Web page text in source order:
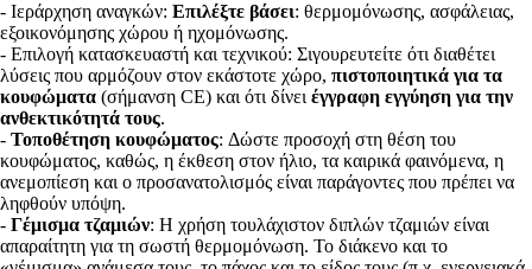
- Ιεράρχηση αναγκών: Επιλέξτε βάσει: θερμομόνωσης, ασφάλειας,
εξοικονόμησης χώρου ή ηχομόνωσης.
- Επιλογή κατασκευαστή και τεχνικού: Σιγουρευτείτε ότι διαθέτει
λύσεις που αρμόζουν στον εκάστοτε χώρο, πιστοποιητικά για τα
κουφώματα (σήμανση CE) και ότι δίνει έγγραφη εγγύηση για την
ανθεκτικότητά τους.
- Τοποθέτηση κουφώματος: Δώστε προσοχή στη θέση του
κουφώματος, καθώς, η έκθεση στον ήλιο, τα καιρικά φαινόμενα, η
ανεμοπίεση και ο προσανατολισμός είναι παράγοντες που πρέπει να
ληφθούν υπόψη.
- Γέμισμα τζαμιών: Η χρήση τουλάχιστον διπλών τζαμιών είναι
απαραίτητη για τη σωστή θερμομόνωση. Το διάκενο και το